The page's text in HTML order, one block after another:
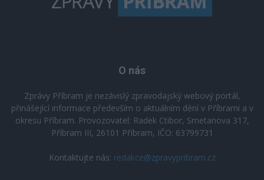
O nás
Zprávy Příbram je nezávislý zpravodajský webový portál,
přinášející informace především o aktuálním dění v Příbrami a v
okresu Příbram. Provozovatel: Radek Ctibor, Smetanova 317,
Příbram III, 26101 Příbram, IČO: 63799731
Kontaktujte nás: redakce@zpravypribram.cz